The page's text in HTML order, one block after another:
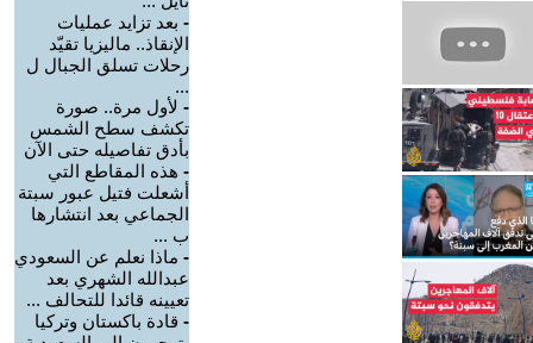
- بعد تزايد عمليات
الإنقاذ.. ماليزيا تقيّد
رحلات تسلق الجبال ل
...
- لأول مرة.. صورة
تكشف سطح الشمس
بأدق تفاصيله حتى الآن
- هذه المقاطع التي
أشعلت فتيل عبور سبتة
الجماعي بعد انتشارها
ب ...
- ماذا نعلم عن السعودي
عبدالله الشهري بعد
تعيينه قائدا للتحالف ...
- قادة باكستان وتركيا